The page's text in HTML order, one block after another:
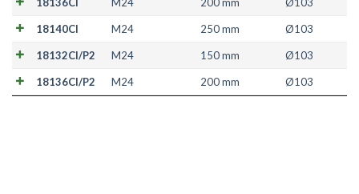
18140CI M24 250 mm Ø103
18132CI/P2 M24 150 mm Ø103
18136CI/P2 M24 200 mm Ø103